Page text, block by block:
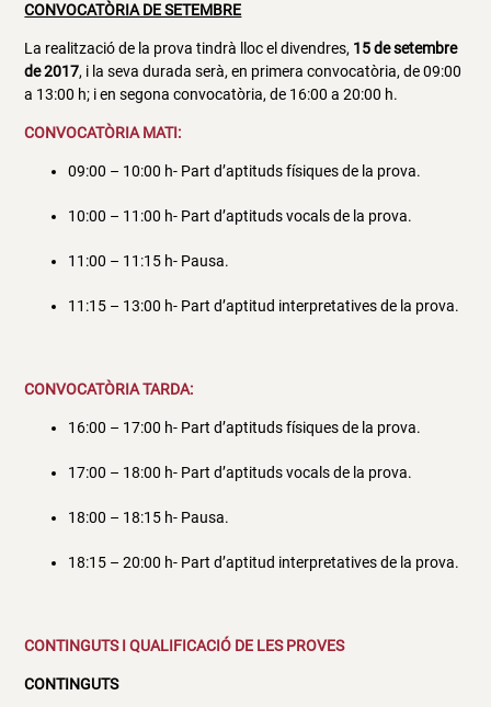
CONVOCATÒRIA DE SETEMBRE
La realització de la prova tindrà lloc el divendres, 15 de setembre
de 2017, i la seva durada serà, en primera convocatòria, de 09:00
a 13:00 h; i en segona convocatòria, de 16:00 a 20:00 h.
CONVOCATÒRIA MATI:
09:00 – 10:00 h- Part d’aptituds físiques de la prova.
10:00 – 11:00 h- Part d’aptituds vocals de la prova.
11:00 – 11:15 h- Pausa.
11:15 – 13:00 h- Part d’aptitud interpretatives de la prova.
CONVOCATÒRIA TARDA:
16:00 – 17:00 h- Part d’aptituds físiques de la prova.
17:00 – 18:00 h- Part d’aptituds vocals de la prova.
18:00 – 18:15 h- Pausa.
18:15 – 20:00 h- Part d’aptitud interpretatives de la prova.
CONTINGUTS I QUALIFICACIÓ DE LES PROVES
CONTINGUTS